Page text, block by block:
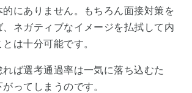
にありません。もちろん面接対策を
、ネガティブなイメージを払拭して内
は十分可能です。
ば選考通過率は一気に落ち込むた
ってしまうのです。